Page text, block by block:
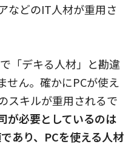
などのIT人材が重用さ
「デキる人材」と勘違
せん。確かにPCが使え
スキルが重用されるで
が必要としているのは
あり、PCを使える人材